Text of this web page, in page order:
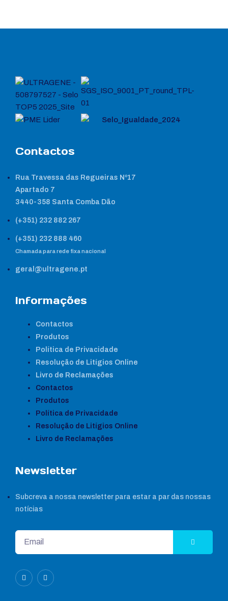
Contactos
Rua Travessa das Regueiras Nº17
Apartado 7
3440-358 Santa Comba Dão
(+351) 232 882 267
(+351) 232 888 460
Chamada para rede fixa nacional
geral@ultragene.pt
Informações
Contactos
Produtos
Política de Privacidade
Resolução de Litígios Online
Livro de Reclamações
Contactos
Produtos
Política de Privacidade
Resolução de Litígios Online
Livro de Reclamações
Newsletter
Subcreva a nossa newsletter para estar a par das nossas
notícias